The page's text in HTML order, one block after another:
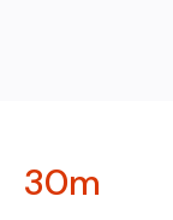
30m